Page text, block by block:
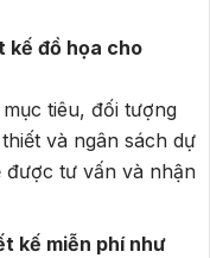
kế đồ họa cho
tiêu, đối tượng
và ngân sách dự
được tư vấn và nhận
kế miễn phí như